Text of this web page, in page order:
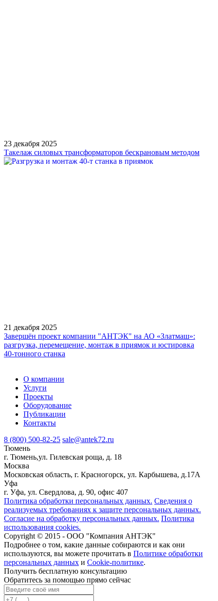
23 декабря 2025
Такелаж силовых трансформаторов бескрановым методом
21 декабря 2025
Завершён проект компании "АНТЭК" на АО «Златмаш»:
разгрузка, перемещение, монтаж в приямок и юстировка
40‑тонного станка
О компании
Услуги
Проекты
Оборудование
Публикации
Контакты
8 (800) 500-82-25 sale@antek72.ru
Тюмень
г. Тюмень,ул. Гилевская роща, д. 18
Москва
Московская область, г. Красногорск, ул. Карбышева, д.17А
Уфа
г. Уфа, ул. Свердлова, д. 90, офис 407
Политика обработки персональных данных. Сведения о
реализуемых требованиях к защите персональных данных.
Согласие на обработку персональных данных. Политика
использования cookies.
Copyright © 2015 - ООО "Компания АНТЭК"
Подробнее о том, какие данные собираются и как они
используются, вы можете прочитать в Политике обработки
персональных данных и Cookie-политике.
Получить бесплатную консультацию
Обратитесь за помощью прямо сейчас